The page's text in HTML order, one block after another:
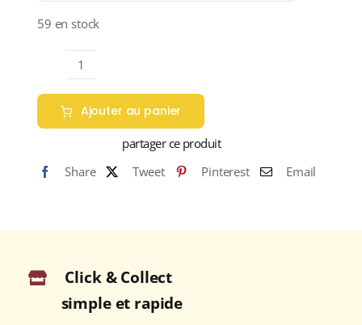
59 en stock
quantité
de
Château
Grange-
"La
Ormes"
POMEROL
Rouge
2020
Ajouter au panier
partager ce produit
Share
Tweet Pinterest Email
Click & Collect
simple et rapide